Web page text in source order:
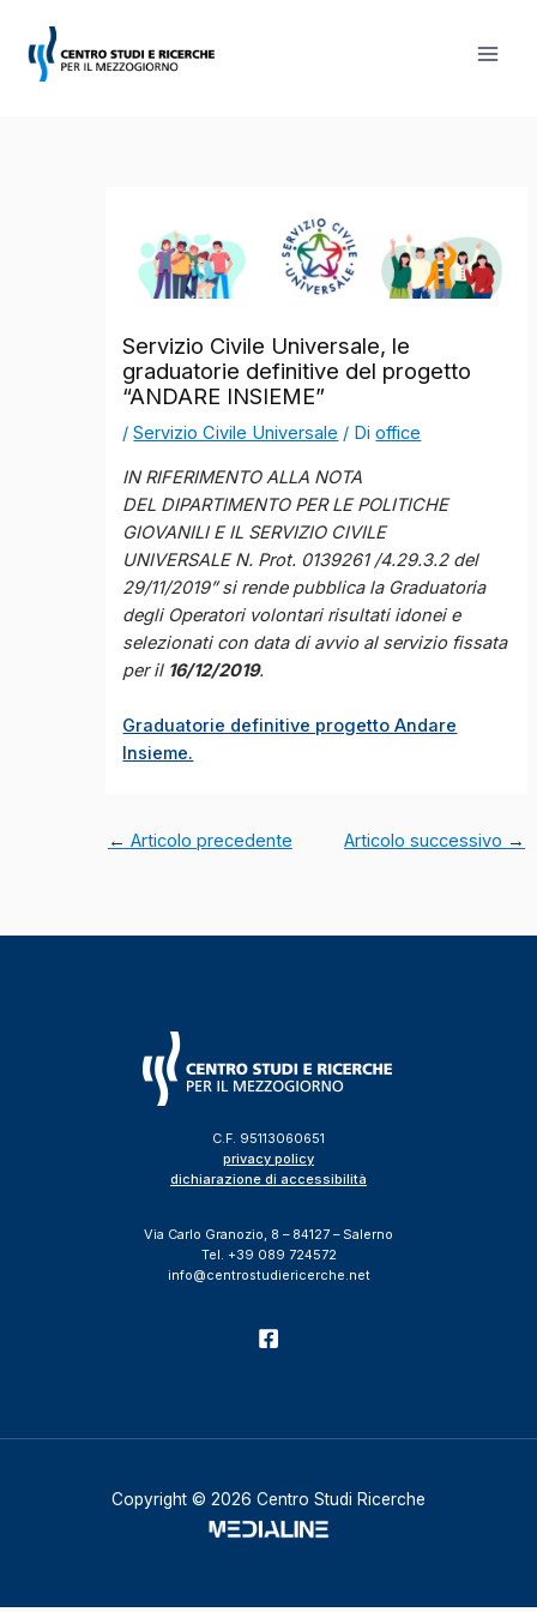
contenuto
Servizio Civile Universale, le
graduatorie definitive del progetto
“ANDARE INSIEME”
/Servizio Civile Universale / Dioffice
IN RIFERIMENTO ALLA NOTA
DEL DIPARTIMENTO PER LE POLITICHE
GIOVANILI E IL SERVIZIO CIVILE
UNIVERSALE N. Prot. 0139261 /4.29.3.2 del
29/11/2019” si rende pubblica la Graduatoria
degli Operatori volontari risultati idonei e
selezionati con data di avvio al servizio fissata
per il 16/12/2019.
Graduatorie definitive progetto Andare
Insieme.
← Articolo precedente Articolo successivo →
C.F. 95113060651
privacy policy
dichiarazione di accessibilità
Via Carlo Granozio, 8 – 84127 – Salerno
Tel. +39 089 724572
info@centrostudiericerche.net
Copyright © 2026 Centro Studi Ricerche